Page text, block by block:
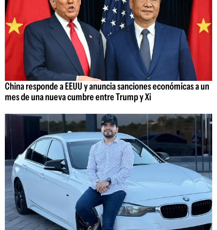
China responde a EEUU y anuncia sanciones económicas a un
mes de una nueva cumbre entre Trump y Xi